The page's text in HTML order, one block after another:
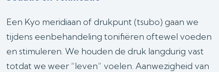
Een Kyo meridiaan of drukpunt (tsubo) gaan we
tijdens eenbehandeling tonifiëren oftewel voeden
en stimuleren. We houden de druk langdurig vast
totdat we weer “leven” voelen. Aanwezigheid van